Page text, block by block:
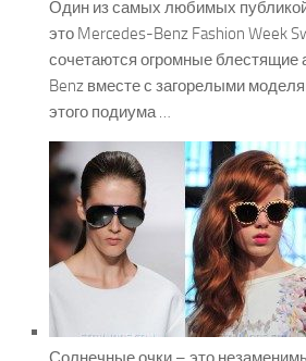
Один из самых любимых
это Mercedes-Benz Fashion Week
сочетаются огромные блестящие
Benz вместе с загорелыми
этого подиума …